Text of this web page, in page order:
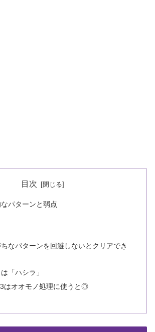
目次
パターンと弱点
なパターンを回避しないとクリアでき
「ハシラ」
はオオモノ処理に使うと◎